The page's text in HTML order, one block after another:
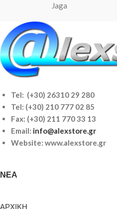
Jaga
Tel: (+30) 26310 29 280
Tel: (+30) 210 777 02 85
Fax: (+30) 211 770 33 13
Email: info@alexstore.gr
Website: www.alexstore.gr
ΝΈΑ
ΑΡΧΙΚΗ